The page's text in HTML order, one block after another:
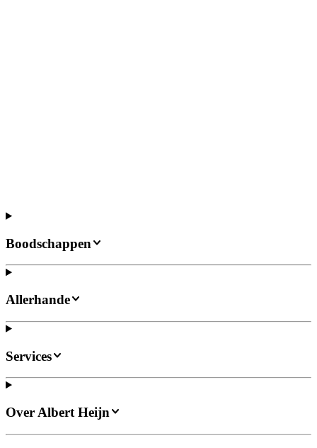
Boodschappen
Allerhande
Services
Over Albert Heijn